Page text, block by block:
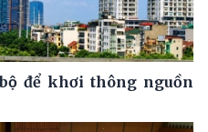
để khơi thông nguồn